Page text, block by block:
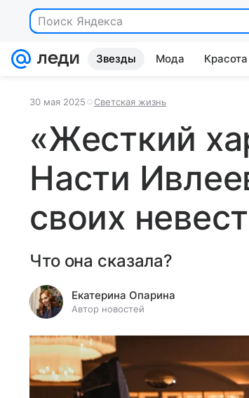
Поиск Яндекса
Звезды Мода Красота
30 мая 2025 Светская жизнь
«Жесткий
Насти
своих
Что она сказала?
Екатерина Опарина
Автор новостей